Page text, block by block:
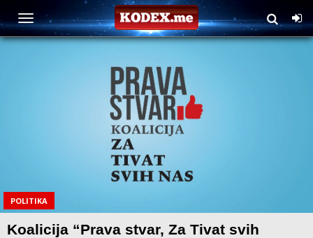
POLITIKA
Koalicija “Prava stvar, Za Tivat svih